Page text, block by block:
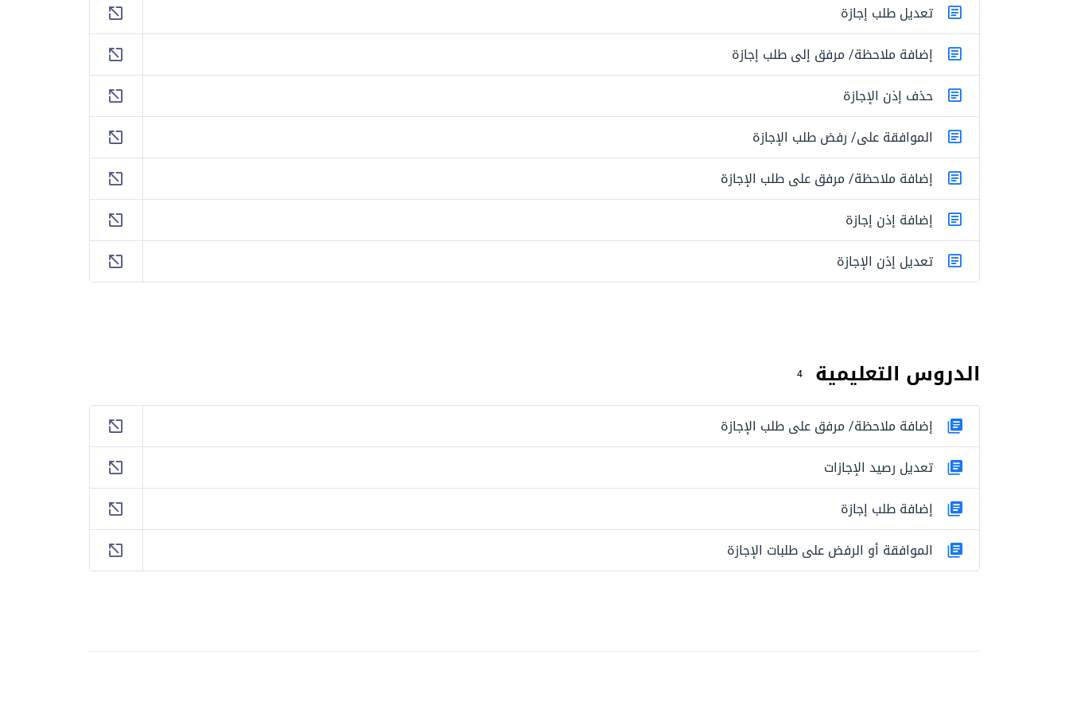
تعديل طلب إجازة
إضافة ملاحظة/ مرفق إلى طلب إجازة
حذف إذن الإجازة
الموافقة على/ رفض طلب الإجازة
إضافة ملاحظة/ مرفق على طلب الإجازة
إضافة إذن إجازة
تعديل إذن الإجازة
الدروس التعليمية 4
إضافة ملاحظة/ مرفق على طلب الإجازة
تعديل رصيد الإجازات
إضافة طلب إجازة
الموافقة أو الرفض على طلبات الإجازة